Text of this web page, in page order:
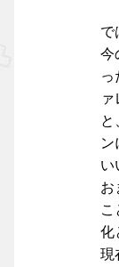
で
今
っ
と
ン
い
お
こ
化
現